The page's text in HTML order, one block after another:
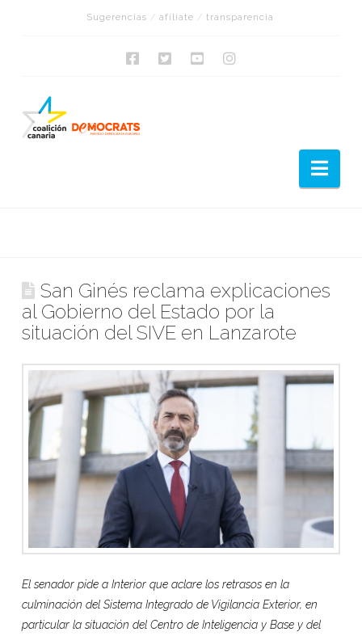
Sugerencias /afíliate /transparencia
San Ginés reclama explicaciones
al Gobierno del Estado por la
situación del SIVE en Lanzarote
El senador pide a Interior que aclare los retrasos en la
culminación del Sistema Integrado de Vigilancia Exterior, en
particular la situación del Centro de Inteligencia y Base y del